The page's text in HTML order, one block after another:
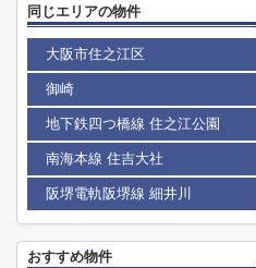
同じエリアの物件
大阪市住之江区
御崎
地下鉄四つ橋線 住之江公園
南海本線 住吉大社
阪堺電軌阪堺線 細井川
おすすめ物件